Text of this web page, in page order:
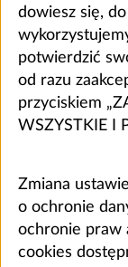
dowiesz się,
potwierdzić
od razu
przyciskiem
WSZYSTKIE I
Zmiana
o ochronie
ochronie praw
cookies